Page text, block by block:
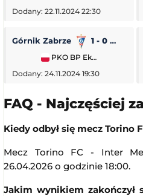
Dodany: 22.11.2024 22:30
Górnik Zabrze 1 - 0
PKO BP Ekstraklasa
Dodany: 24.11.2024 19:30
FAQ - Najczęściej
Kiedy odbył się mecz Torino
Mecz Torino FC - Inter
26.04.2026 o godzinie 18:00.
Jakim wynikiem zakończył